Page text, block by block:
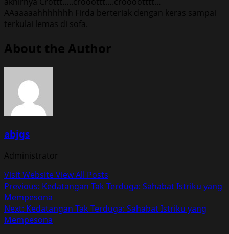
AAaaaaahhhhhhh Firda berteriak dengan keras sampai
terkulai lemas di sofa.
About the Author
abjgs
Administrator
Visit WebsiteView All Posts
Post
navigation
Previous: Kedatangan Tak Terduga: Sahabat Istriku yang
Mempesona
Next: Kedatangan Tak Terduga: Sahabat Istriku yang
Mempesona